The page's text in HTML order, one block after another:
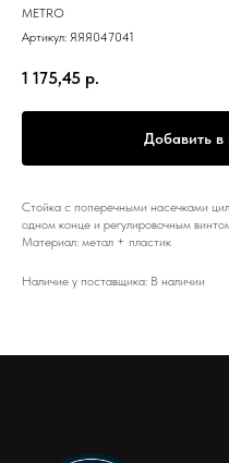
METRO
Артикул: ЯЯЯ047041
1 175,45 р.
Добавить в
Стойка с поперечными насечками
одном конце и регулировочным
Материал: метал + пластик
Наличие у поставщика: В наличии